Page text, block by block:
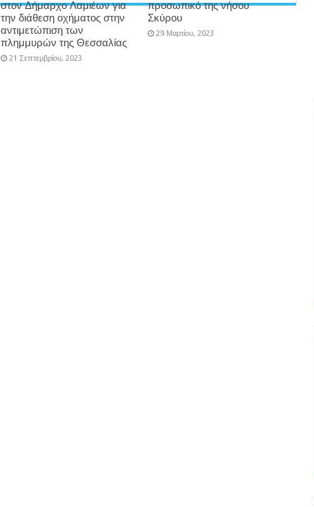
στον Δήμαρχο Λαμιέων για
την διάθεση οχήματος στην
αντιμετώπιση των
πλημμυρών της Θεσσαλίας
21 Σεπτεμβρίου, 2023
προσωπικό της νήσου
Σκύρου
29 Μαρτίου, 2023